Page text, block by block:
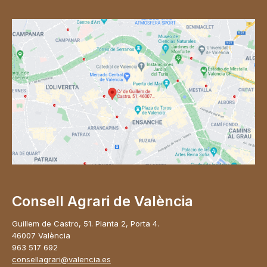
Consell Agrari de València
Guillem de Castro, 51. Planta 2, Porta 4.
46007 València
963 517 692
consellagrari@valencia.es